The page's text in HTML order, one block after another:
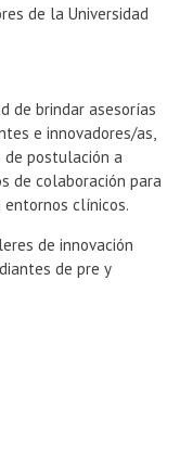
de la Universidad
de brindar asesorías
e innovadores/as,
de postulación a
de colaboración para
clínicos.
de innovación
de pre y